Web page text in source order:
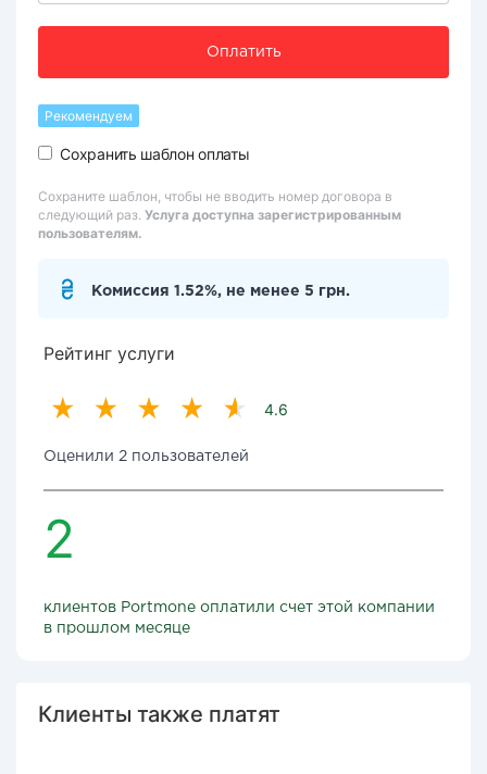
Оплатить
Рекомендуем
Сохранить шаблон оплаты
Сохраните шаблон, чтобы не вводить номер договора в
следующий раз. Услуга доступна зарегистрированным
пользователям.
Комиссия 1.52%, не менее 5 грн.
Рейтинг услуги
4.6
Оценили 2 пользователей
2
клиентов Portmone оплатили счет этой компании
в прошлом месяце
Клиенты также платят